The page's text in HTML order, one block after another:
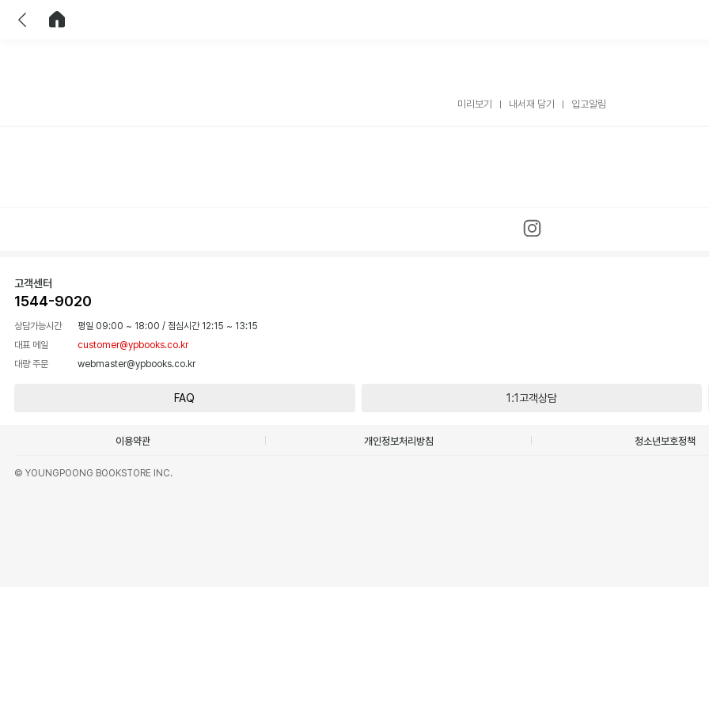
미리보기 내서재 담기 입고알림
고객센터
1544-9020
상담가능시간 평일 09:00 ~ 18:00 / 점심시간 12:15 ~ 13:15
대표 메일
customer@ypbooks.co.kr
대량 주문
webmaster@ypbooks.co.kr
FAQ 1:1고객상담
이용약관 개인정보처리방침 청소년보호정책
© YOUNGPOONG BOOKSTORE INC.